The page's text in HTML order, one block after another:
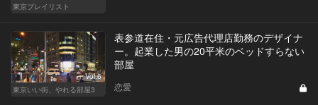
東京プレイリスト
Vol.6
東京いい街、やれる部屋3
表参道在住・元広告代理店勤務のデザイナ
ー。起業した男の20平米のベッドすらない
部屋
恋愛